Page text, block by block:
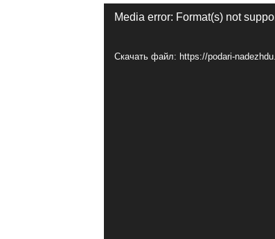
Видеоплеер
Media error: Format(s) not
Скачать файл: https://podari-